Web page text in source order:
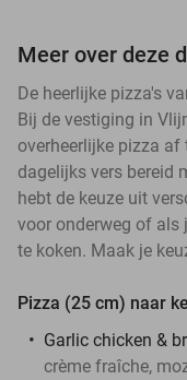
Meer over deze
De heerlijke pizza's
Bij de vestiging in
overheerlijke pizza af
dagelijks vers bereid
hebt de keuze uit
voor onderweg of als
te koken. Maak je
Pizza (25 cm) naar
Garlic chicken &
crème fraîche,